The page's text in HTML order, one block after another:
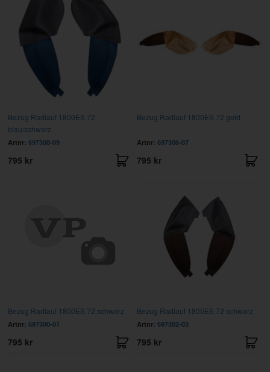
Bezug Radlauf 1800ES 72
blau/schwarz
Artnr: 697308-09
795 kr
Bezug Radlauf 1800ES 72 gold
Artnr: 697306-07
795 kr
Bezug Radlauf 1800ES 72 schwarz
Artnr: 697300-01
795 kr
Bezug Radlauf 1800ES 72 schwarz
Artnr: 697302-03
795 kr